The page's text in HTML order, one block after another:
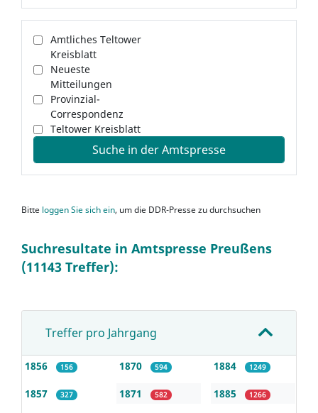
Amtliches Teltower
Kreisblatt
Neueste
Mitteilungen
Provinzial-
Correspondenz
Teltower Kreisblatt
Suche in der Amtspresse
Bitte loggen Sie sich ein, um die DDR-Presse zu durchsuchen
Suchresultate in Amtspresse Preußens
(11143 Treffer):
Treffer pro Jahrgang
1856 156
1857 327
1870 594
1871 582
1884 1249
1885 1266